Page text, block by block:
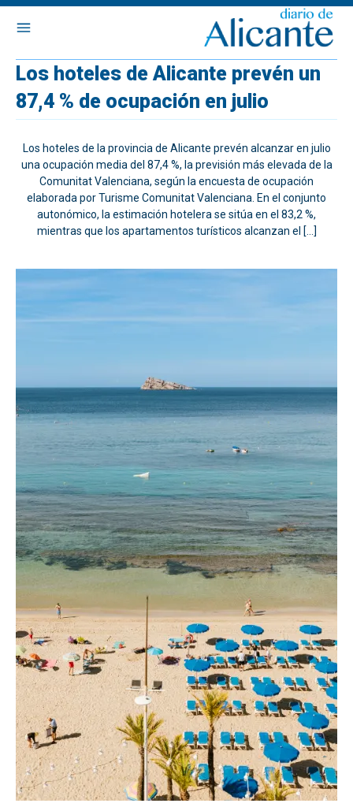
Los hoteles de Alicante prevén un
87,4 % de ocupación en julio
Los hoteles de la provincia de Alicante prevén alcanzar en julio
una ocupación media del 87,4 %, la previsión más elevada de la
Comunitat Valenciana, según la encuesta de ocupación
elaborada por Turisme Comunitat Valenciana. En el conjunto
autonómico, la estimación hotelera se sitúa en el 83,2 %,
mientras que los apartamentos turísticos alcanzan el […]